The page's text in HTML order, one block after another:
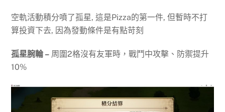
空軌活動積分噴了孤星, 這是Pizza的第一件, 但暫時不打
算投資下去, 因為發動條件是有點苛刻
孤星腕輪 – 周圍2格沒有友軍時，戰鬥中攻擊、防禦提升
10%